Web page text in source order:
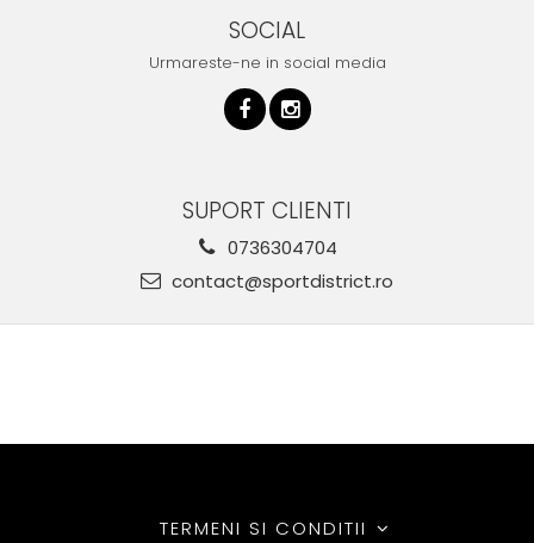
SOCIAL
Urmareste-ne in social media
SUPORT CLIENTI
0736304704
contact@sportdistrict.ro
TERMENI SI CONDITII